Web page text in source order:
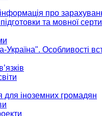
про
та мовної
Україна". Особливості
для іноземних громадян